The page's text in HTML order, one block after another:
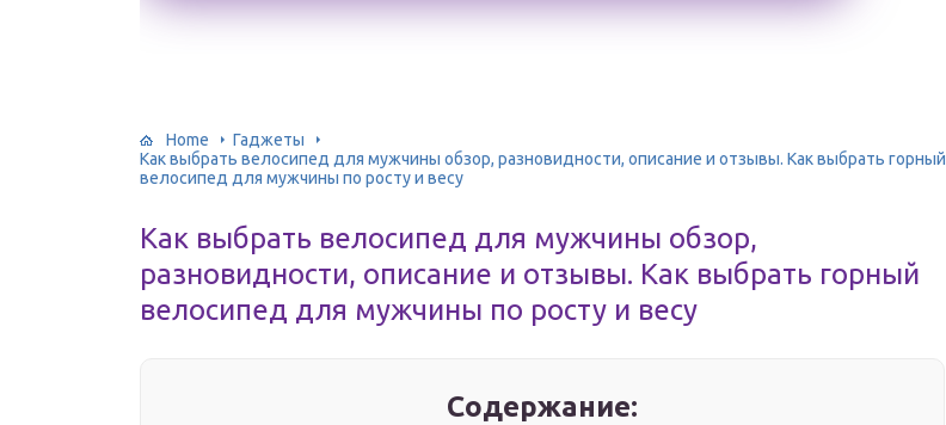
Home
Гаджеты
Как выбрать велосипед для мужчины обзор, разновидности, описание и отзывы. Как выбрать горный
велосипед для мужчины по росту и весу
Как выбрать велосипед для мужчины обзор,
разновидности, описание и отзывы. Как выбрать горный
велосипед для мужчины по росту и весу
Содержание: